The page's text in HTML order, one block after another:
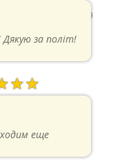
22.06.2024 в 15:59
Дякую за політ!
еще